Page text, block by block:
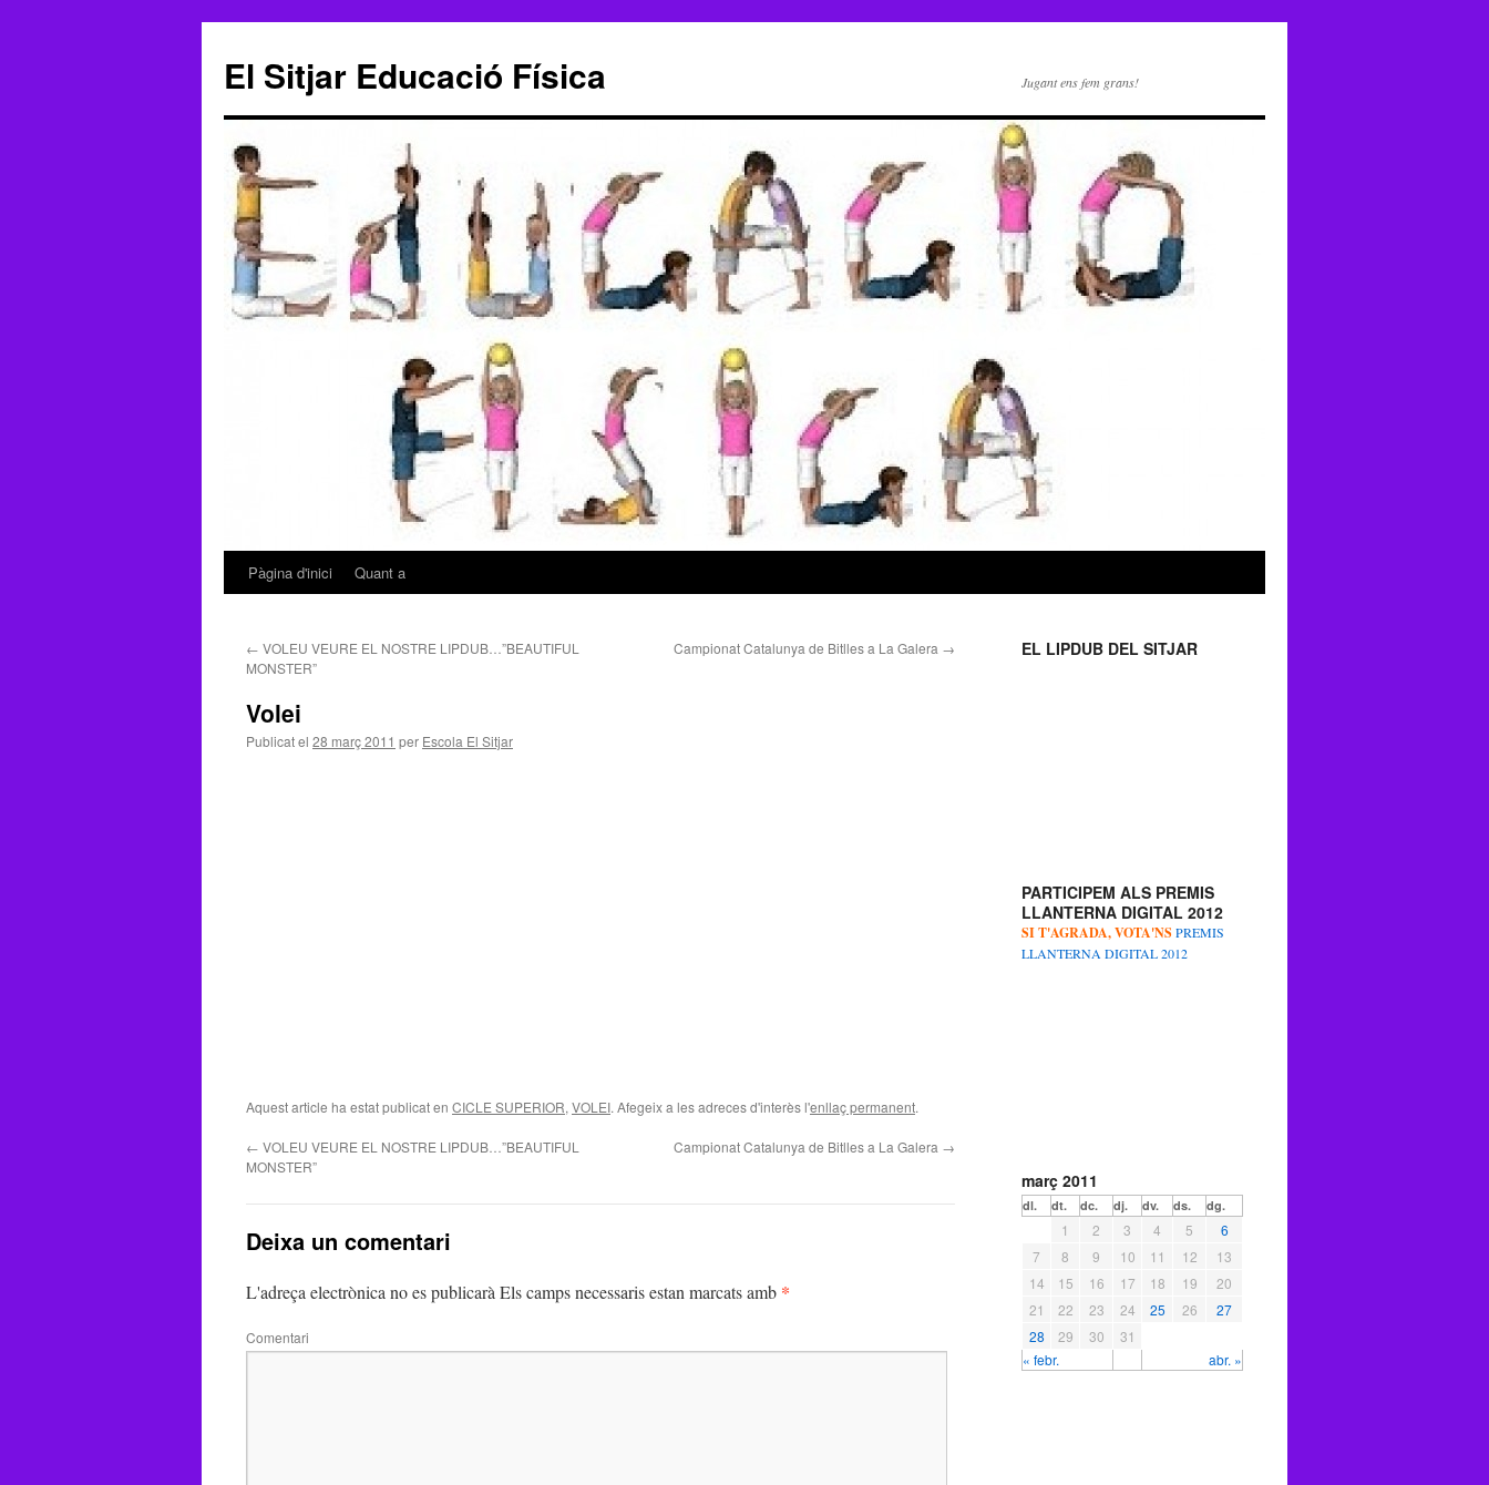
El Sitjar Educació Física Jugant ens fem grans!
Vés
contingut
Pàgina d'inici Quant a
← VOLEU VEURE EL NOSTRE LIPDUB…”BEAUTIFUL
MONSTER”
Campionat Catalunya de Bitlles a La Galera →
Volei
Publicat el 28 març 2011 per Escola El Sitjar
Aquest article ha estat publicat en CICLE SUPERIOR, VOLEI. Afegeix a les adreces d'interès l'enllaç permanent.
← VOLEU VEURE EL NOSTRE LIPDUB…”BEAUTIFUL
MONSTER”
Campionat Catalunya de Bitlles a La Galera →
Deixa un comentari
L'adreça electrònica no es publicarà Els camps necessaris estan marcats amb *
Comentari
EL LIPDUB DEL SITJAR
PARTICIPEM ALS PREMIS
LLANTERNA DIGITAL 2012
SI T'AGRADA, VOTA'NSPREMIS
LLANTERNA DIGITAL 2012
març 2011
dl. dt. dc. dj. dv. ds. dg.
« febr. abr. »
1 2 3 4 5
6
7
8 9 10 11 12
13
14
15 16 17 18 19
20
21
22 23 24 25 26
27
28
29 30 31